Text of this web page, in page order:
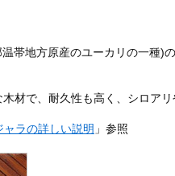
帯地方原産のユーカリの一種)
材で、耐久性も高く、シロア
ャラの詳しい説明 」参照